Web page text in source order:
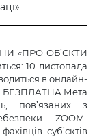
«ПРО ОБ’ЄКТИ
10 листопада
в онлайн-
БЕЗПЛАТНА Мета
пов’язаних з
ZOOM-
суб’єктів